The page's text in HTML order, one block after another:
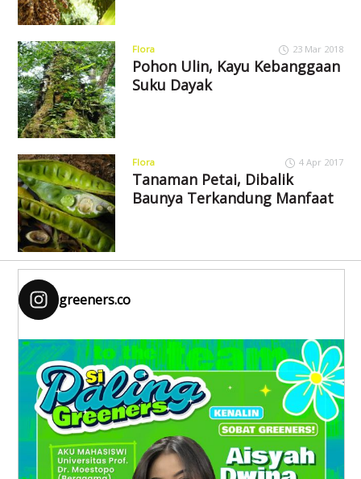
Flora 23 Mar 2018
Pohon Ulin, Kayu Kebanggaan
Suku Dayak
Flora 4 Apr 2017
Tanaman Petai, Dibalik
Baunya Terkandung Manfaat
greeners.co